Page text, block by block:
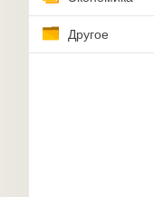
Другое